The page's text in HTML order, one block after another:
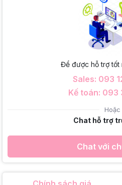
Để được hỗ trợ tốt
Sales: 093
Kế toán: 093
Hoặc
Chat hỗ trợ
Chat với